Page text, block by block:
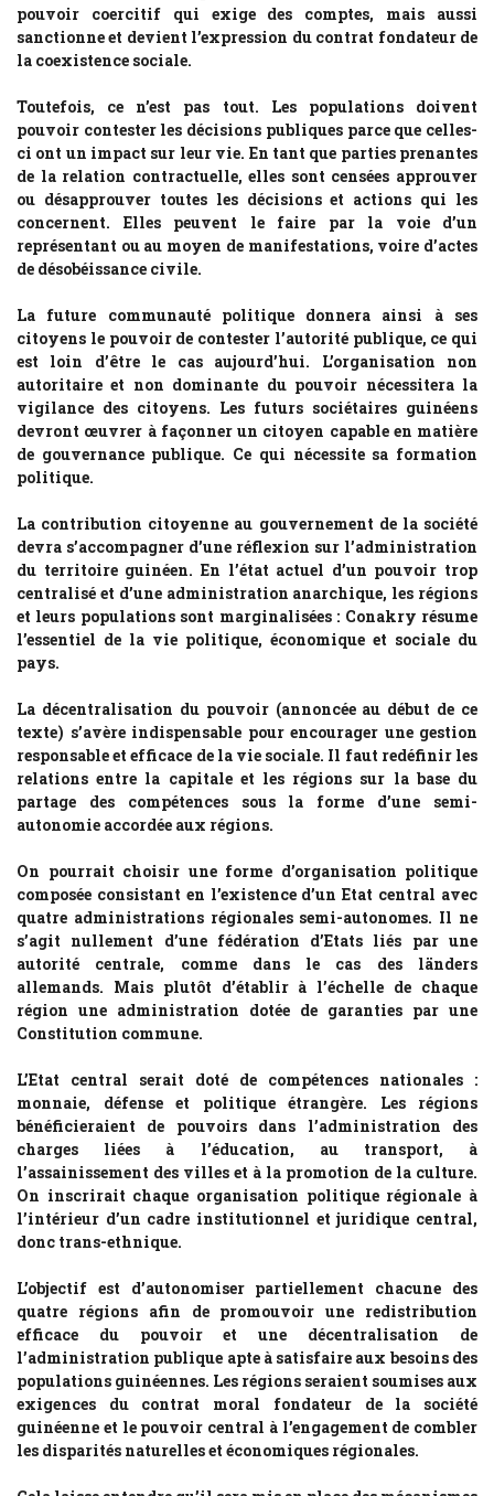
pouvoir coercitif qui exige des comptes, mais aussi
sanctionne et devient l’expression du contrat fondateur de
la coexistence sociale.
Toutefois, ce n’est pas tout. Les populations doivent
pouvoir contester les décisions publiques parce que celles-
ci ont un impact sur leur vie. En tant que parties prenantes
de la relation contractuelle, elles sont censées approuver
ou désapprouver toutes les décisions et actions qui les
concernent. Elles peuvent le faire par la voie d’un
représentant ou au moyen de manifestations, voire d’actes
de désobéissance civile.
La future communauté politique donnera ainsi à ses
citoyens le pouvoir de contester l’autorité publique, ce qui
est loin d’être le cas aujourd’hui. L’organisation non
autoritaire et non dominante du pouvoir nécessitera la
vigilance des citoyens. Les futurs sociétaires guinéens
devront œuvrer à façonner un citoyen capable en matière
de gouvernance publique. Ce qui nécessite sa formation
politique.
La contribution citoyenne au gouvernement de la société
devra s’accompagner d’une réflexion sur l’administration
du territoire guinéen. En l’état actuel d’un pouvoir trop
centralisé et d’une administration anarchique, les régions
et leurs populations sont marginalisées : Conakry résume
l’essentiel de la vie politique, économique et sociale du
pays.
La décentralisation du pouvoir (annoncée au début de ce
texte) s’avère indispensable pour encourager une gestion
responsable et efficace de la vie sociale. Il faut redéfinir les
relations entre la capitale et les régions sur la base du
partage des compétences sous la forme d’une semi-
autonomie accordée aux régions.
On pourrait choisir une forme d’organisation politique
composée consistant en l’existence d’un Etat central avec
quatre administrations régionales semi-autonomes. Il ne
s’agit nullement d’une fédération d’Etats liés par une
autorité centrale, comme dans le cas des länders
allemands. Mais plutôt d’établir à l’échelle de chaque
région une administration dotée de garanties par une
Constitution commune.
L’Etat central serait doté de compétences nationales :
monnaie, défense et politique étrangère. Les régions
bénéficieraient de pouvoirs dans l’administration des
charges liées à l’éducation, au transport, à
l’assainissement des villes et à la promotion de la culture.
On inscrirait chaque organisation politique régionale à
l’intérieur d’un cadre institutionnel et juridique central,
donc trans-ethnique.
L’objectif est d’autonomiser partiellement chacune des
quatre régions afin de promouvoir une redistribution
efficace du pouvoir et une décentralisation de
l’administration publique apte à satisfaire aux besoins des
populations guinéennes. Les régions seraient soumises aux
exigences du contrat moral fondateur de la société
guinéenne et le pouvoir central à l’engagement de combler
les disparités naturelles et économiques régionales.